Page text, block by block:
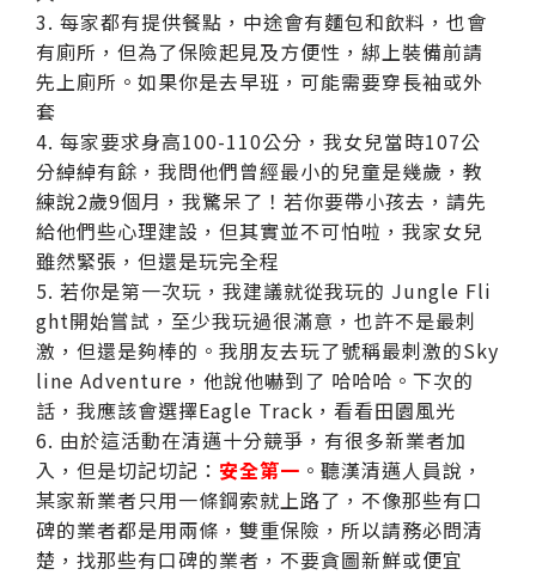
3. 每家都有提供餐點，中途會有麵包和飲料，也會
有廁所，但為了保險起見及方便性，綁上裝備前請
先上廁所。如果你是去早班，可能需要穿長袖或外
套
4. 每家要求身高100-110公分，我女兒當時107公
分綽綽有餘，我問他們曾經最小的兒童是幾歲，教
練說2歲9個月，我驚呆了！若你要帶小孩去，請先
給他們些心理建設，但其實並不可怕啦，我家女兒
雖然緊張，但還是玩完全程
5. 若你是第一次玩，我建議就從我玩的 Jungle Fli
ght開始嘗試，至少我玩過很滿意，也許不是最刺
激，但還是夠棒的。我朋友去玩了號稱最刺激的Sky
line Adventure，他說他嚇到了 哈哈哈。下次的
話，我應該會選擇Eagle Track，看看田園風光
6. 由於這活動在清邁十分競爭，有很多新業者加
入，但是切記切記： 安全第一 。聽漢清邁人員說，
某家新業者只用一條鋼索就上路了，不像那些有口
碑的業者都是用兩條，雙重保險，所以請務必問清
楚，找那些有口碑的業者，不要貪圖新鮮或便宜